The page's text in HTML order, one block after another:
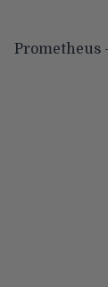
Prometheus